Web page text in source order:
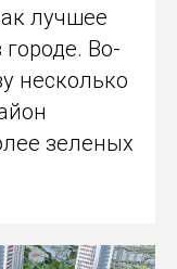
лучшее
Во-
несколько
зеленых